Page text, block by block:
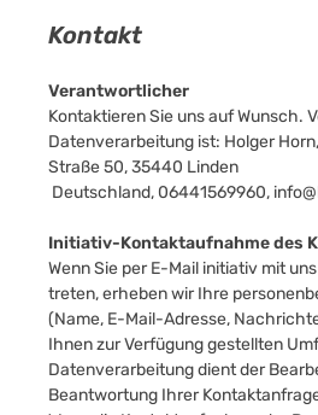
Kontakt
Verantwortlicher
Kontaktieren Sie uns auf Wunsch.
Datenverarbeitung ist: Holger Horn,
Straße 50,35440 Linden
Deutschland, 06441569960,
Initiativ-Kontaktaufnahme des
Wenn Sie per E-Mail initiativ mit
treten, erheben wir Ihre
(Name, E-Mail-Adresse,
Ihnen zur Verfügung gestellten
Datenverarbeitung dient der
Beantwortung Ihrer